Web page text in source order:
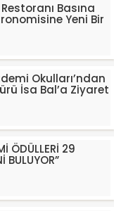
Basına
Yeni Bir
Okulları’ndan
İsa Bal’a Ziyaret
ÖDÜLLERİ 29
BULUYOR”